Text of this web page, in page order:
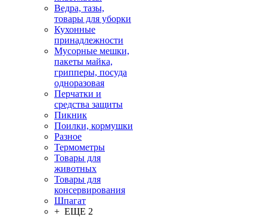
Ведра, тазы,
товары для уборки
Кухонные
принадлежности
Мусорные мешки,
пакеты майка,
грипперы, посуда
одноразовая
Перчатки и
средства защиты
Пикник
Поилки, кормушки
Разное
Термометры
Товары для
животных
Товары для
консервирования
Шпагат
+ ЕЩЕ 2